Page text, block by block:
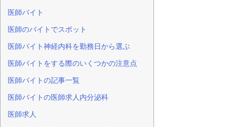
医師バイト
医師のバイトでスポット
医師バイト神経内科を勤務日から選ぶ
医師バイトをする際のいくつかの注意点
医師バイトの記事一覧
医師バイトの医師求人内分泌科
医師求人